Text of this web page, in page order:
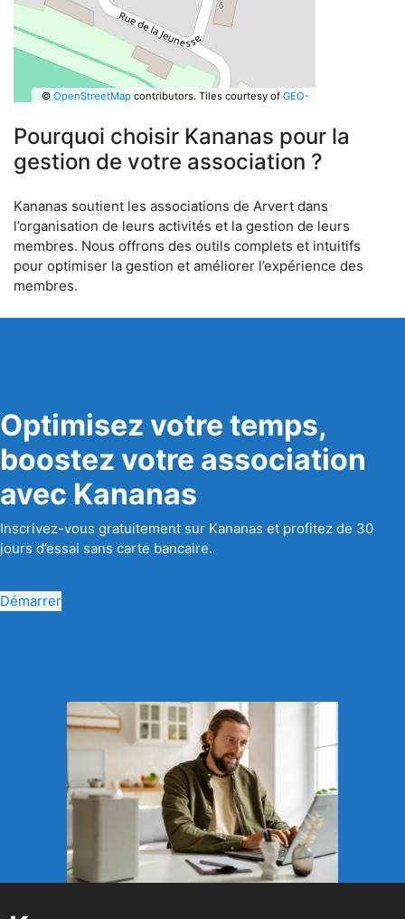
© OpenStreetMapcontributors. Tiles courtesy of GEO-
Pourquoi choisir Kananas pour la
gestion de votre association ?
Kananas soutient les associations de Arvert dans
l’organisation de leurs activités et la gestion de leurs
membres. Nous offrons des outils complets et intuitifs
pour optimiser la gestion et améliorer l’expérience des
membres.
Optimisez votre temps,
boostez votre association
avec Kananas
Inscrivez-vous gratuitement sur Kananas et profitez de 30
jours d’essai sans carte bancaire.
Démarrer